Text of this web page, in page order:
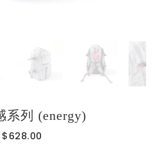
系列 (energy)
$628.00